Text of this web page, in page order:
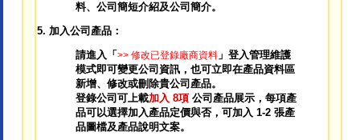
料、公司簡短介紹及公司簡介。
5. 加入公司產品：
請進入「 >> 修改已登錄廠商資料」登入管理維護
模式即可變更公司資訊，也可立即在產品資料區
新增、修改或刪除貴公司產品。
登錄公司可上載加入 8項 公司產品展示，每項產
品可以選擇加入產品定價與否，可加入 1-2 張產
品圖檔及產品說明文案。